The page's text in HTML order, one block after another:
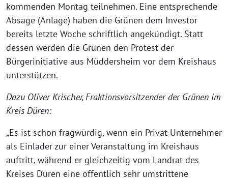
kommenden Montag teilnehmen. Eine entsprechende
Absage (Anlage) haben die Grünen dem Investor
bereits letzte Woche schriftlich angekündigt. Statt
dessen werden die Grünen den Protest der
Bürgerinitiative aus Müddersheim vor dem Kreishaus
unterstützen.
Dazu Oliver Krischer, Fraktionsvorsitzender der Grünen im
Kreis Düren:
„Es ist schon fragwürdig, wenn ein Privat-Unternehmer
als Einlader zur einer Veranstaltung im Kreishaus
auftritt, während er gleichzeitig vom Landrat des
Kreises Düren eine öffentlich sehr umstrittene